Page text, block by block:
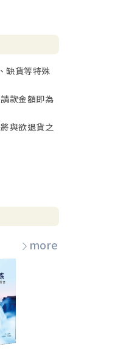
缺貨等特殊
款金額即為
與欲退貨之
more